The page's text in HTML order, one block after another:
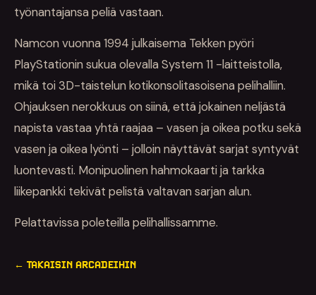
työnantajansa peliä vastaan.
Namcon vuonna 1994 julkaisema Tekken pyöri
PlayStationin sukua olevalla System 11 -laitteistolla,
mikä toi 3D-taistelun kotikonsolitasoisena pelihalliin.
Ohjauksen nerokkuus on siinä, että jokainen neljästä
napista vastaa yhtä raajaa – vasen ja oikea potku sekä
vasen ja oikea lyönti – jolloin näyttävät sarjat syntyvät
luontevasti. Monipuolinen hahmokaarti ja tarkka
liikepankki tekivät pelistä valtavan sarjan alun.
Pelattavissa poleteilla pelihallissamme.
← TAKAISIN ARCADEIHIN